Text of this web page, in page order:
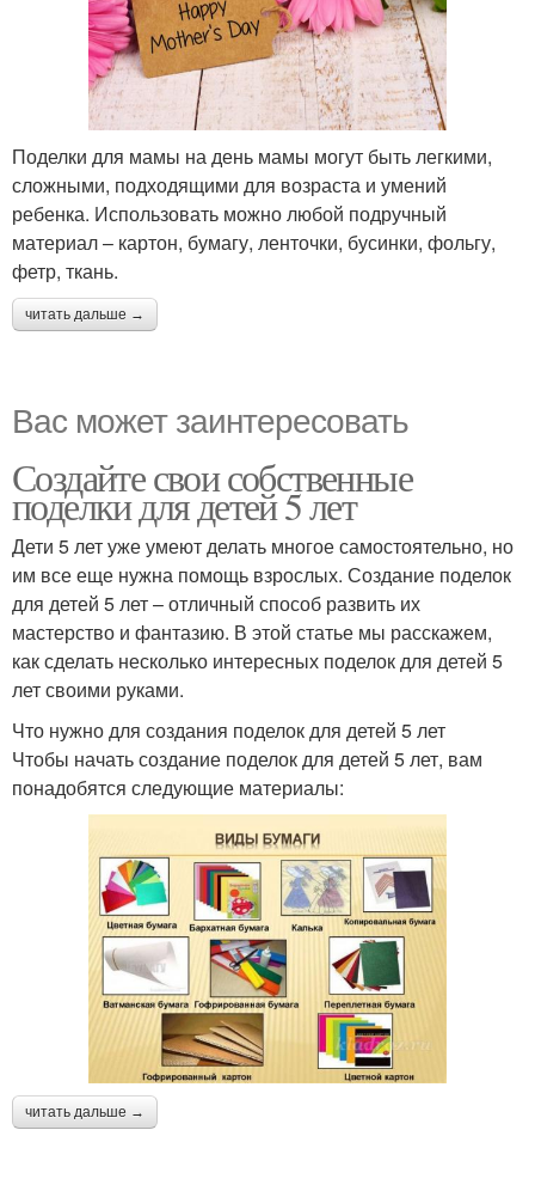
Поделки для мамы на день мамы могут быть легкими,
сложными, подходящими для возраста и умений
ребенка. Использовать можно любой подручный
материал – картон, бумагу, ленточки, бусинки, фольгу,
фетр, ткань.
читать дальше →
Вас может заинтересовать
Создайте свои собственные
поделки для детей 5 лет
Дети 5 лет уже умеют делать многое самостоятельно, но
им все еще нужна помощь взрослых. Создание поделок
для детей 5 лет – отличный способ развить их
мастерство и фантазию. В этой статье мы расскажем,
как сделать несколько интересных поделок для детей 5
лет своими руками.
Что нужно для создания поделок для детей 5 лет
Чтобы начать создание поделок для детей 5 лет, вам
понадобятся следующие материалы:
читать дальше →